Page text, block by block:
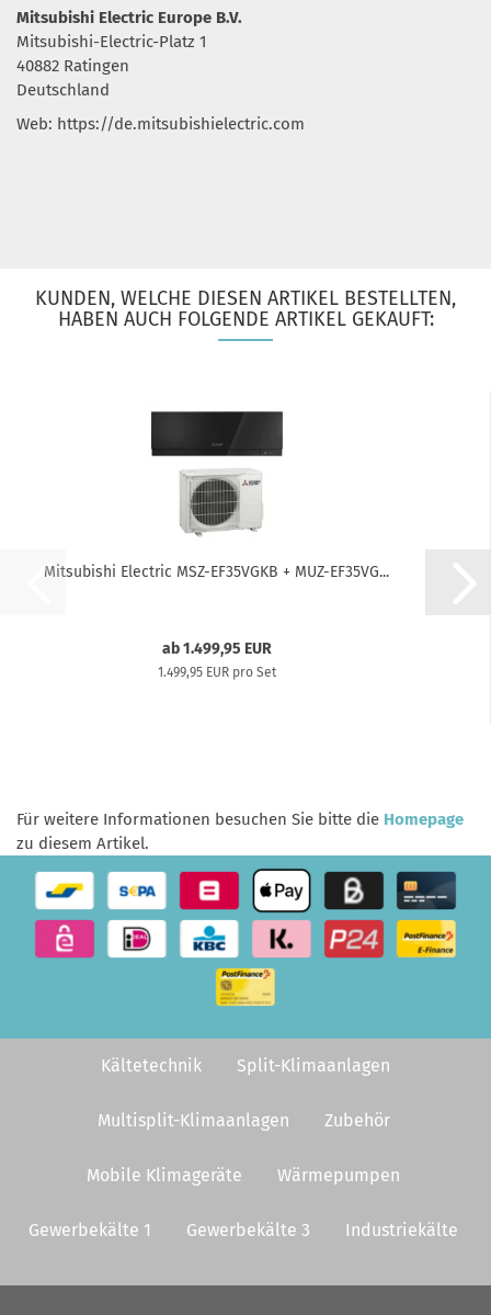
Mitsubishi Electric Europe B.V.
Mitsubishi-Electric-Platz 1
40882 Ratingen
Deutschland
Web: https://de.mitsubishielectric.com
KUNDEN, WELCHE DIESEN ARTIKEL BESTELLTEN,
HABEN AUCH FOLGENDE ARTIKEL GEKAUFT:
Mitsubishi Electric MSZ-EF35VGKB + MUZ-EF35VG...
ab 1.499,95 EUR
1.499,95 EUR pro Set
Für weitere Informationen besuchen Sie bitte die Homepage
zu diesem Artikel.
Kältetechnik Split-Klimaanlagen
Multisplit-Klimaanlagen Zubehör
Mobile Klimageräte Wärmepumpen
Gewerbekälte 1 Gewerbekälte 3 Industriekälte